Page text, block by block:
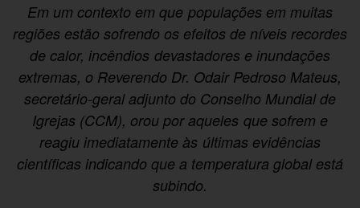
Em um contexto em que populações em muitas
regiões estão sofrendo os efeitos de níveis recordes
de calor, incêndios devastadores e inundações
extremas, o Reverendo Dr. Odair Pedroso Mateus,
secretário-geral adjunto do Conselho Mundial de
Igrejas (CCM), orou por aqueles que sofrem e
reagiu imediatamente às últimas evidências
científicas indicando que a temperatura global está
subindo.